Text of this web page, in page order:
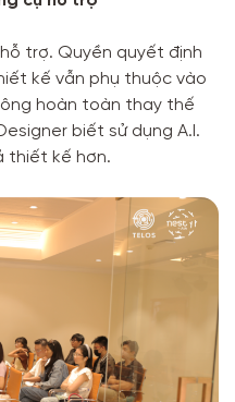
trợ. Quyền quyết định
kế vẫn phụ thuộc vào
hoàn toàn thay thế
biết sử dụng A.I.
thiết kế hơn.